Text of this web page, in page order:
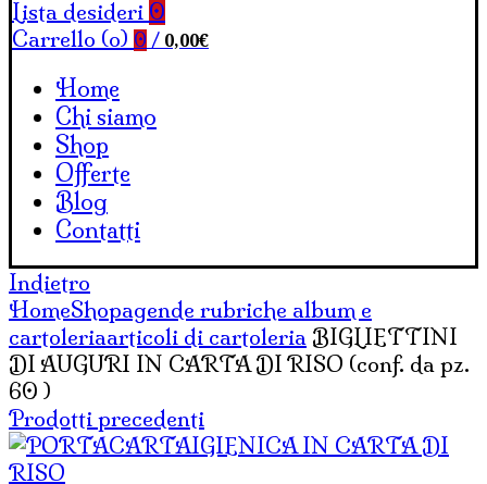
Lista desideri 0
Carrello (o) 0 / 0,00€
Home
Chi siamo
Shop
Offerte
Blog
Contatti
Indietro
HomeShopagende rubriche album e
cartoleriaarticoli di cartoleria BIGLIETTINI
DI AUGURI IN CARTA DI RISO (conf. da pz.
60 )
Prodotti precedenti